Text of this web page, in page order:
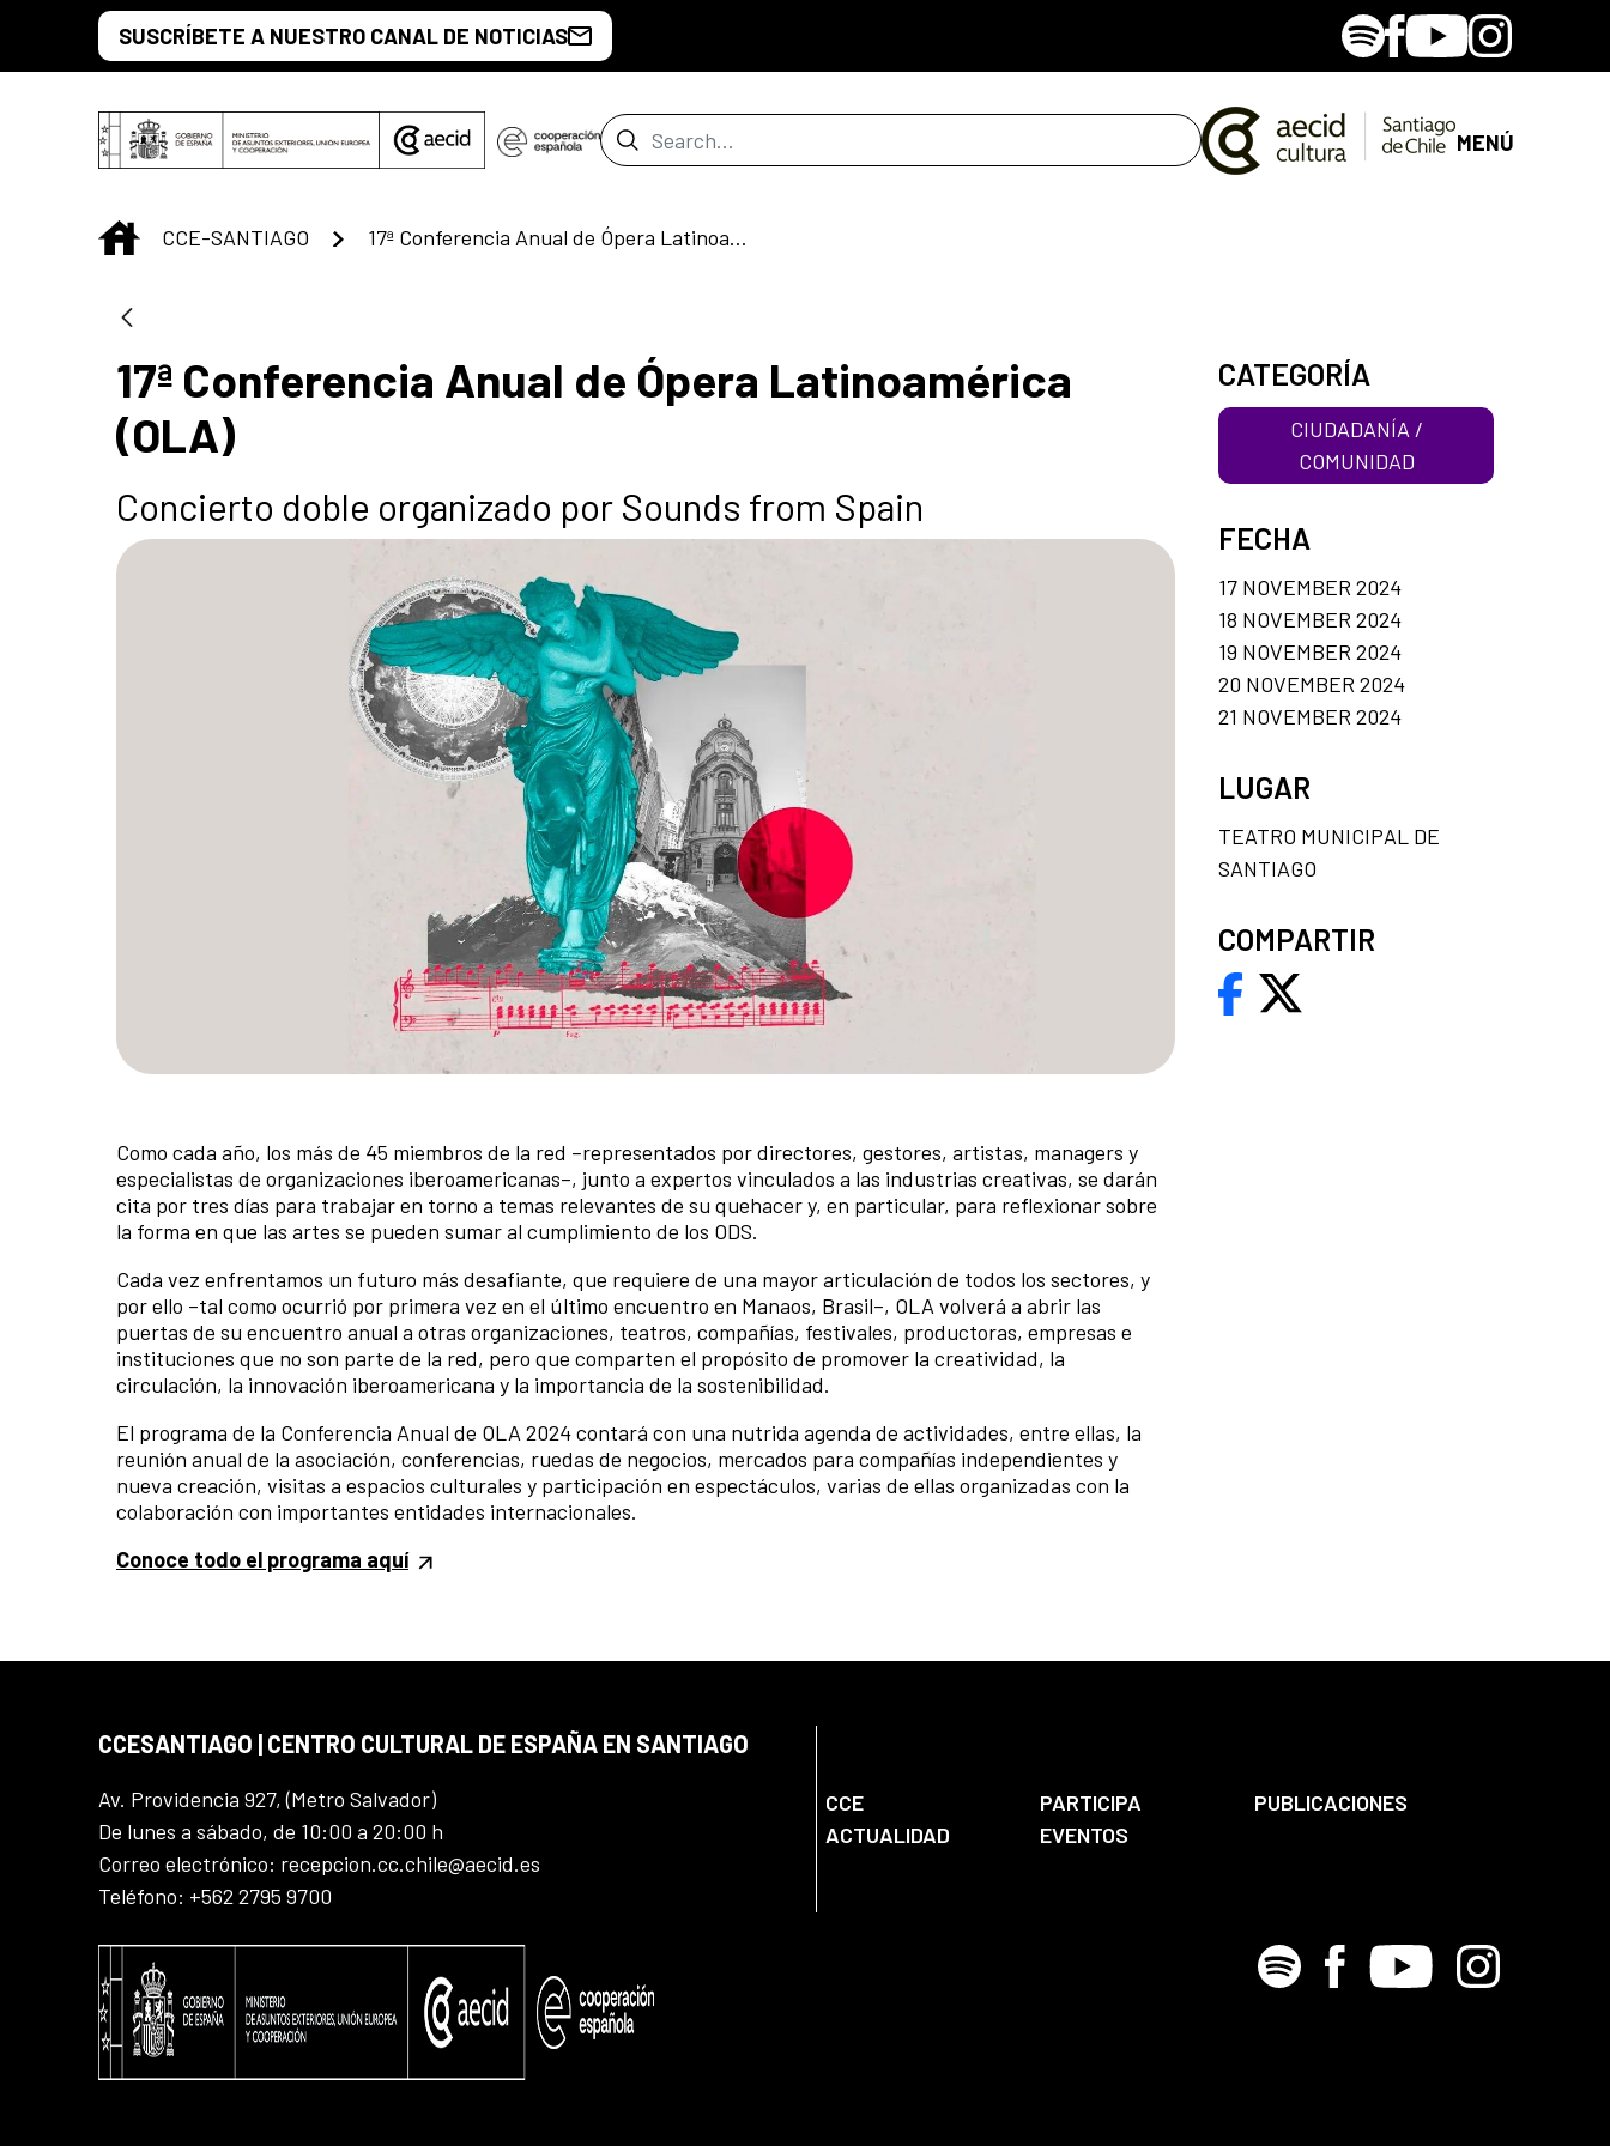
Skip to Main ContentSUSCRÍBETE A NUESTRO CANAL DE NOTICIAS SpotifyFacebook
YoutubeInstagram
Search Bar MENÚ
INICIO
CCE-SANTIAGO 17ª Conferencia Anual de Ópera Latinoamérica (OLA)
17ª Conferencia Anual de Ópera Latinoamérica
(OLA)
Concierto doble organizado por Sounds from Spain
Como cada año, los más de 45 miembros de la red –representados por directores, gestores, artistas, managers y
especialistas de organizaciones iberoamericanas–, junto a expertos vinculados a las industrias creativas, se darán
cita por tres días para trabajar en torno a temas relevantes de su quehacer y, en particular, para reflexionar sobre
la forma en que las artes se pueden sumar al cumplimiento de los ODS.
Cada vez enfrentamos un futuro más desafiante, que requiere de una mayor articulación de todos los sectores, y
por ello –tal como ocurrió por primera vez en el último encuentro en Manaos, Brasil–, OLA volverá a abrir las
puertas de su encuentro anual a otras organizaciones, teatros, compañías, festivales, productoras, empresas e
instituciones que no son parte de la red, pero que comparten el propósito de promover la creatividad, la
circulación, la innovación iberoamericana y la importancia de la sostenibilidad.
El programa de la Conferencia Anual de OLA 2024 contará con una nutrida agenda de actividades, entre ellas, la
reunión anual de la asociación, conferencias, ruedas de negocios, mercados para compañías independientes y
nueva creación, visitas a espacios culturales y participación en espectáculos, varias de ellas organizadas con la
colaboración con importantes entidades internacionales.
Conoce todo el programa aquí
CATEGORÍA
CIUDADANÍA /
COMUNIDAD
FECHA
17 NOVEMBER 2024
18 NOVEMBER 2024
19 NOVEMBER 2024
20 NOVEMBER 2024
21 NOVEMBER 2024
LUGAR
TEATRO MUNICIPAL DE
SANTIAGO
COMPARTIR
CCESANTIAGO | CENTRO CULTURAL DE ESPAÑA EN SANTIAGO
Av. Providencia 927, (Metro Salvador)
De lunes a sábado, de 10:00 a 20:00 h
Correo electrónico: recepcion.cc.chile@aecid.es
Teléfono: +562 2795 9700
CCE PARTICIPA
PUBLICACIONES
ACTUALIDAD
EVENTOS
Spotify Facebook
Youtube Instagram